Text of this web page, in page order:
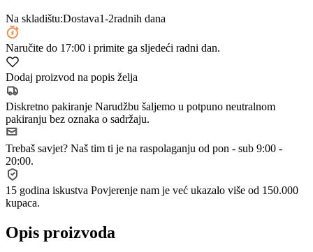
Na skladištu:Dostava1-2radnih dana
Naručite do 17:00 i primite ga sljedeći radni dan.
Dodaj proizvod na popis želja
Diskretno pakiranje Narudžbu šaljemo u potpuno neutralnom
pakiranju bez oznaka o sadržaju.
Trebaš savjet? Naš tim ti je na raspolaganju od pon - sub 9:00 -
20:00.
15 godina iskustva Povjerenje nam je već ukazalo više od 150.000
kupaca.
Opis proizvoda